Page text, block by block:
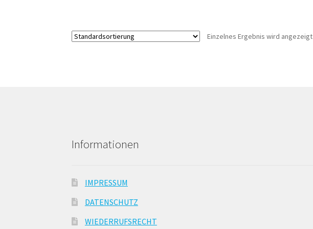
Einzelnes Ergebnis wird angezeigt
Informationen
IMPRESSUM
DATENSCHUTZ
WIEDERRUFSRECHT